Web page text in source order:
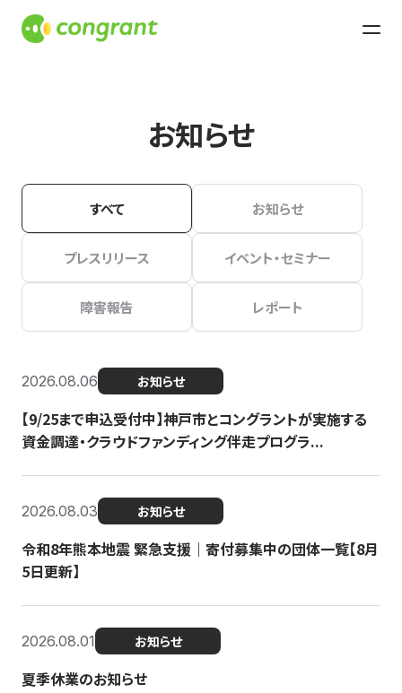
お知らせ
すべて お知らせ
プレスリリース イベント・セミナー
障害報告 レポート
2026.08.06 お知らせ
【9/25まで申込受付中】神戸市とコングラントが実施する
資金調達・クラウドファンディング伴走プログラ...
2026.08.03 お知らせ
令和8年熊本地震 緊急支援｜寄付募集中の団体一覧【8月
5日更新】
2026.08.01 お知らせ
夏季休業のお知らせ